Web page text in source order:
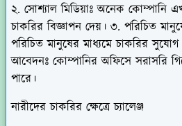
২. সোশ্যাল মিডিয়াঃ অনেক কোম্পানি
চাকরির বিজ্ঞাপন দেয়। ৩. পরিচিত
পরিচিত মানুষের মাধ্যমে চাকরির
আবেদনঃ কোম্পানির অফিসে সরাসরি
পারে।
নারীদের চাকরির ক্ষেত্রে চ্যালেঞ্জ